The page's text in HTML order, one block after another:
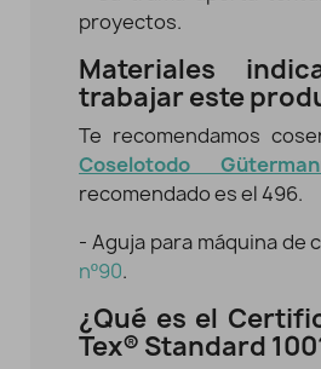
proyectos.
Materiales
trabajar este
Te recomendamos
Coselotodo
recomendado es el 496.
- Aguja para máquina de
nº90.
¿Qué es el
Tex® Standard